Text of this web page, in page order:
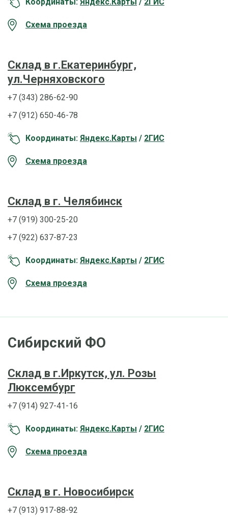
Схема проезда
Склад в г.Екатеринбург,
ул.Черняховского
+7 (343) 286-62-90
+7 (912) 650-46-78
Координаты: Яндекс.Карты / 2ГИС
Схема проезда
Склад в г. Челябинск
+7 (919) 300-25-20
+7 (922) 637-87-23
Координаты: Яндекс.Карты / 2ГИС
Схема проезда
Сибирский ФО
Склад в г.Иркутск, ул. Розы
Люксембург
+7 (914) 927-41-16
Координаты: Яндекс.Карты / 2ГИС
Схема проезда
Склад в г. Новосибирск
+7 (913) 917-88-92